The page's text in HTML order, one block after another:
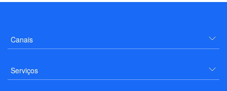
Canais
Serviços